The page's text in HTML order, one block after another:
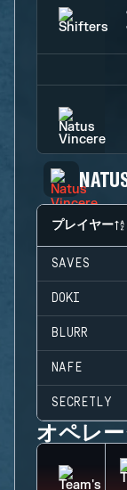
プレイヤー
SAVES
DOKI
BLURR
NAFE
SECRETLY
オペレー